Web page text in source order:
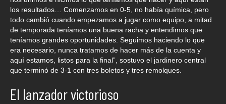
los resultados… Comenzamos en 0-5, no había química, pero
todo cambió cuando empezamos a jugar como equipo, a mitad
de temporada teníamos una buena racha y entendimos que
teníamos grandes oportunidades. Seguimos haciendo lo que
era necesario, nunca tratamos de hacer más de la cuenta y
aquí estamos, listos para la final”, sostuvo el jardinero central
que terminó de 3-1 con tres boletos y tres remolques.
El lanzador victorioso